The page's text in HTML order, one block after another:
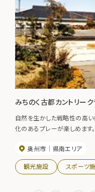
みちのく古都カントリーク
自然を生かした戦略性の高
化のあるプレーが楽しめます。
奥州市 県南エリア
観光施設 スポーツ